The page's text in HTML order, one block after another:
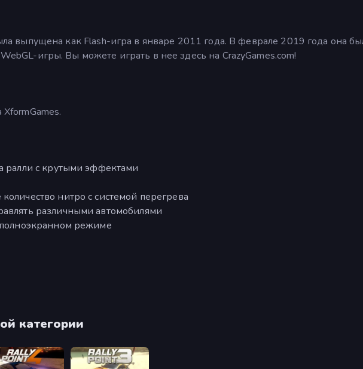
выпущена как Flash-игра в январе 2011 года. В феврале 2019 года она
игры. Вы можете играть в нее здесь на CrazyGames.com!
ралли с крутыми эффектами
нитро с системой перегрева
различными автомобилями
режиме
категории